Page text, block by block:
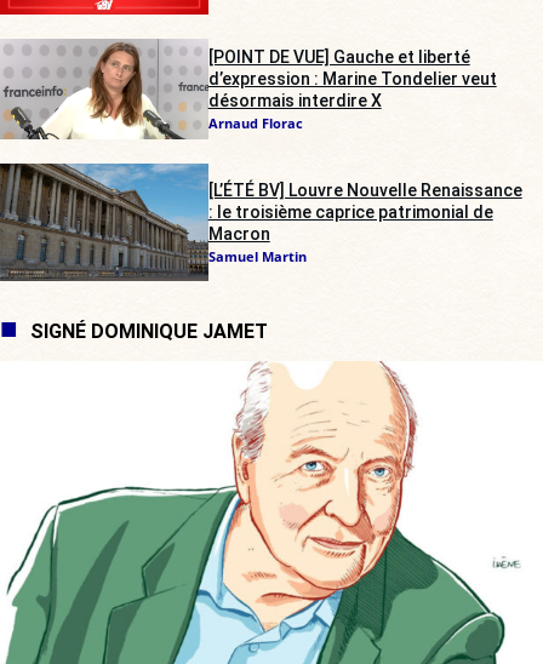
[POINT DE VUE] Gauche et liberté
d’expression : Marine Tondelier veut
désormais interdire X
Arnaud Florac
[L’ÉTÉ BV] Louvre Nouvelle Renaissance
: le troisième caprice patrimonial de
Macron
Samuel Martin
SIGNÉ DOMINIQUE JAMET